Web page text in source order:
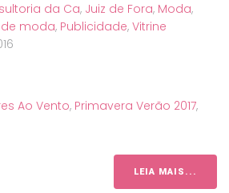
da Ca, Juiz de Fora, Moda,
moda, Publicidade, Vitrine
Ao Vento, Primavera Verão 2017,
LEIA MAIS...